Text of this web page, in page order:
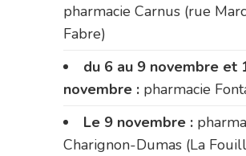
pharmacie Carnus (rue
Fabre)
du 6 au 9 novembre et
novembre : pharmacie
Le 9 novembre :
Charignon-Dumas (La